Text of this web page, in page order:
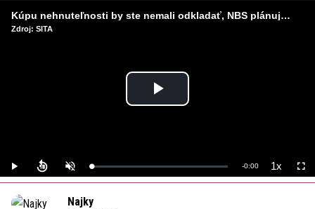
Play
Play UnmuteLoaded:
0%
Remaining
-0:00 1xPlayback
Rate
Kúpu nehnuteľnosti by ste nemali odkladať, NBS plánuje sprísniť pravidlá pri hypotékach
Zdroj: SITA
Najky